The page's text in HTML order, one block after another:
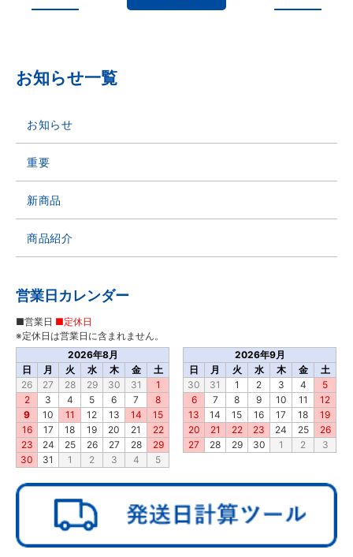
お知らせ一覧
お知らせ
重要
新商品
商品紹介
営業日カレンダー
2026年8月
日
月 火 水 木 金
土
26
27 28 29 30 31
1
2
3 4 5 6 7
8
9
10 11 12 13 14
15
16
17 18 19 20 21
22
23
24 25 26 27 28
29
30
31 1 2 3 4 5
2026年9月
日
月 火 水 木 金
土
30
31 1 2 3 4
5
6
7 8 9 10 11
12
13
14 15 16 17 18
19
20
21 22 23 24 25
26
27
28 29 30 1 2 3
■営業日 ■定休日
※定休日は営業日に含まれません。